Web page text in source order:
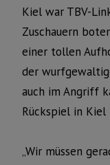
Kiel war TBV-
Zuschauern
einer tollen
der
auch im Angriff
Rückspiel in Kiel
„Wir müssen